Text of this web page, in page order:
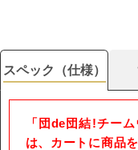
スペック（仕様）
「団de団結!チー
は、カートに商品